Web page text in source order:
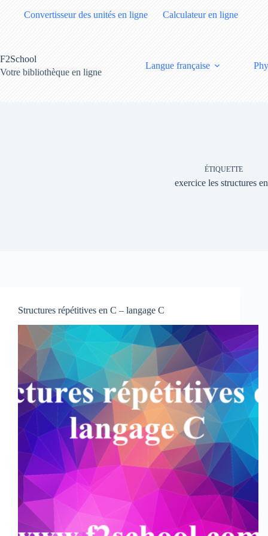
Convertisseur des unités en ligne Calculateur en ligne
F2School
Votre bibliothèque en ligne
Langue française
ÉTIQUETTE
exercice les structures
Structures répétitives en C – langage C